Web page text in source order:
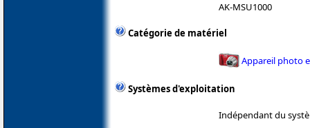
AK-MSU1000
Catégorie de matériel
Appareil photo
Systèmes d'exploitation
Indépendant du